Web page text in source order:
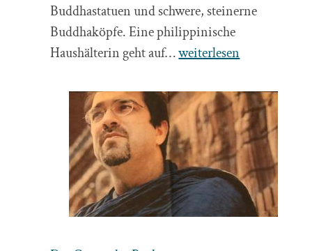
Buddhastatuen und schwere, steinerne
Buddhaköpfe. Eine philippinische
Haushälterin geht auf…Kunst
Kühe
–
Porträt
–
Berliner
Zeitung
weiterlesen